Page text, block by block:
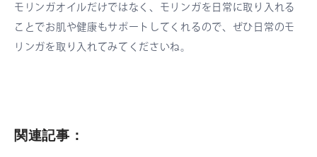
モリンガオイルだけではなく、モリンガを日常に取り入れる
ことでお肌や健康もサポートしてくれるので、ぜひ日常のモ
リンガを取り入れてみてくださいね。
関連記事：